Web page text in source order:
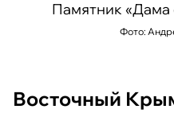
Памятник «Дама
Фото:
Восточный